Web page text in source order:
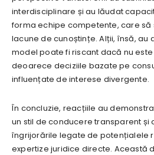
interdisciplinare și au lăudat
forma echipe competente, care
lacune de cunoștințe. Alții, însă, au
model poate fi riscant dacă nu
deoarece deciziile bazate pe
influențate de interese divergente.
În concluzie, reacțiile au
un stil de conducere transparent și
îngrijorările legate de potențialele
expertize juridice directe. Această